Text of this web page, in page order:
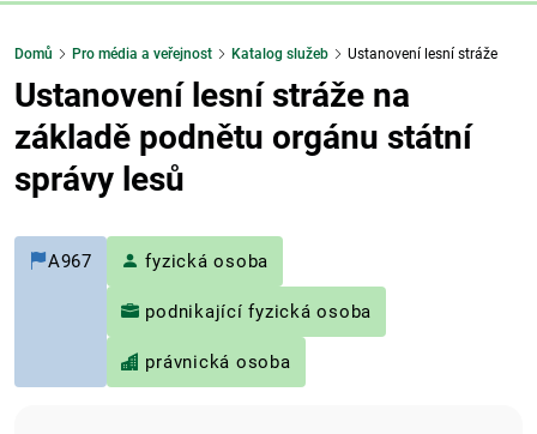
Domů Pro média a veřejnost Katalog služeb Ustanovení lesní stráže
Ustanovení lesní stráže na
základě podnětu orgánu státní
správy lesů
A967 fyzická osoba
podnikající fyzická osoba
právnická osoba